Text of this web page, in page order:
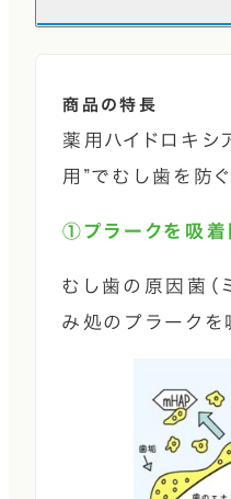
商品の特長
薬用ハイドロキシ
用”でむし歯を防
①プラークを吸着
むし歯の原因菌（
み処のプラークを